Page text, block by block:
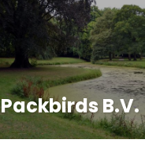
Packbirds B.V.